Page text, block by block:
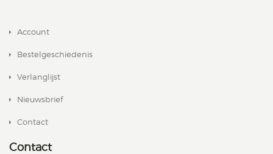
Account
Bestelgeschiedenis
Verlanglijst
Nieuwsbrief
Contact
Contact